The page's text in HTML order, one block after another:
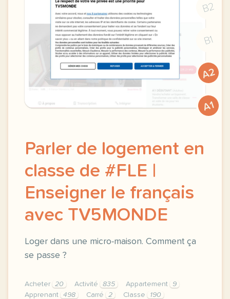
B2
B1
A2
A1
Parler de logement en
classe de #FLE |
Enseigner le français
avec TV5MONDE
Loger dans une micro-maison. Comment ça
se passe ?
Acheter 20 Activité 835 Appartement
9
Apprenant
498 Carré 2 Classe
190